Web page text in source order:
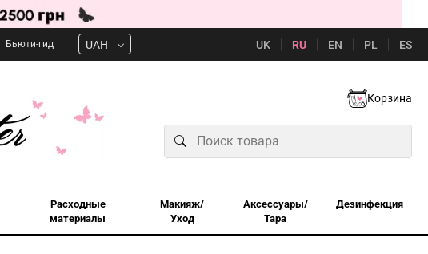
Бьюти-гид UAH UK RU EN PL ES
Корзина
Расходные
материалы
Макияж/
Уход
Аксессуары/
Тара
Дезинфекция